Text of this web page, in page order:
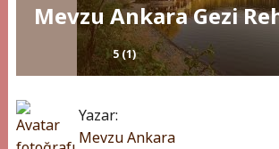
Mevzu Ankara Gezi
5 (1)
Yazar:
Mevzu Ankara